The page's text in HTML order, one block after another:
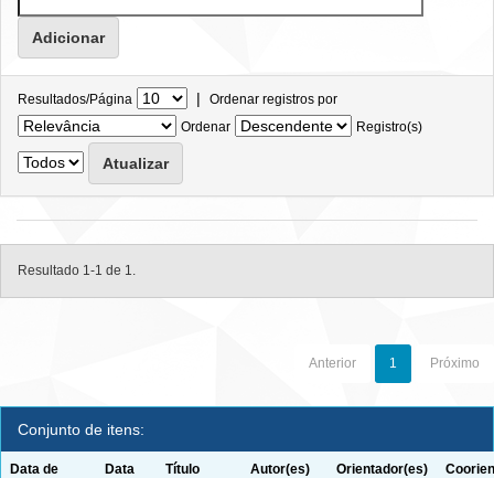
Resultados/Página | Ordenar registros por
Ordenar
Registro(s)
Resultado 1-1 de 1.
Anterior 1 Próximo
Conjunto de itens:
Data de
Data
Título Autor(es) Orientador(es)